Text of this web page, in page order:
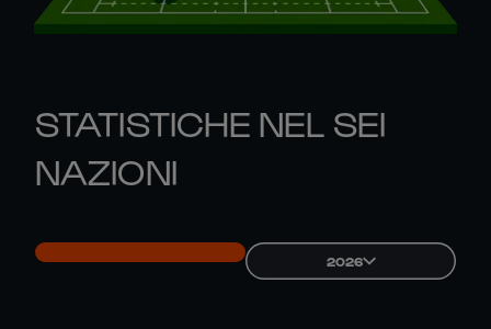
STATISTICHE NEL SEI
NAZIONI
2026